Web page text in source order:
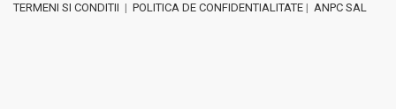
TERMENI SI CONDITII | POLITICA DE CONFIDENTIALITATE | ANPC SAL